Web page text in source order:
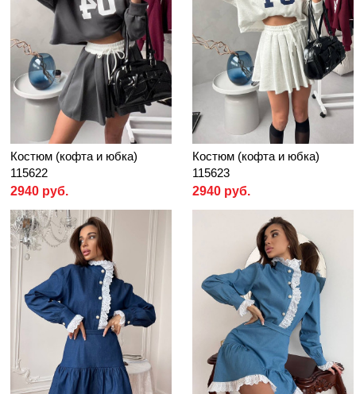
Костюм (кофта и юбка)
115622
2940 руб.
Костюм (кофта и юбка)
115623
2940 руб.